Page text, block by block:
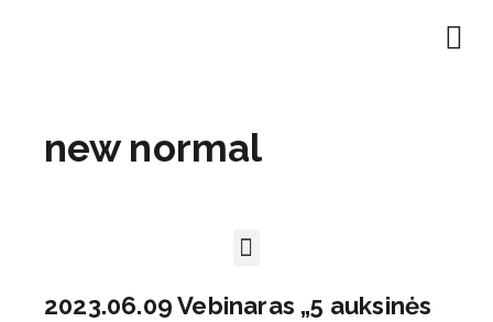
new normal
2023.06.09 Vebinaras „5 auksinės